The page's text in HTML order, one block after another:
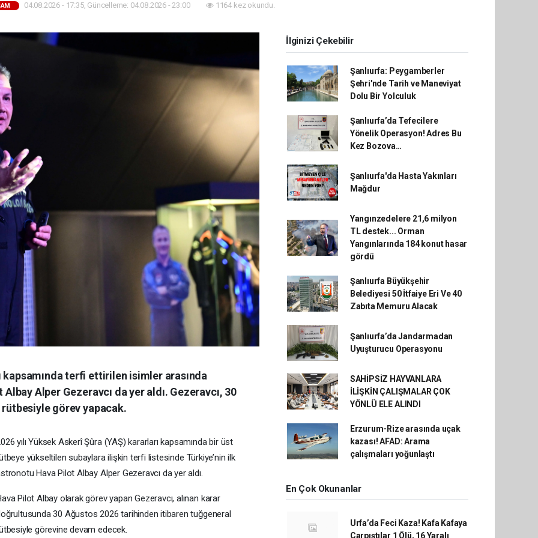
04.08.2026 - 17:35, Güncelleme: 04.08.2026 - 23:00 1164 kez okundu.
terfi ettirilen isimler arasında
Alper Gezeravcı da yer aldı. Gezeravcı, 30
görev yapacak.
yılı Yüksek Askerî Şûra (YAŞ) kararları kapsamında bir üst
yükseltilen subaylara ilişkin terfi listesinde Türkiye’nin ilk
Hava Pilot Albay Alper Gezeravcı da yer aldı.
Pilot Albay olarak görev yapan Gezeravcı, alınan karar
30 Ağustos 2026 tarihinden itibaren tuğgeneral
görevine devam edecek.
İlginizi Çekebilir
Şanlıurfa: Peygamberler
Şehri'nde Tarih ve Maneviyat
Dolu Bir Yolculuk
Şanlıurfa’da Tefecilere
Yönelik Operasyon! Adres Bu
Kez Bozova…
Şanlıurfa'da Hasta Yakınları
Mağdur
Yangınzedelere 21,6 milyon
TL destek... Orman
Yangınlarında 184 konut hasar
gördü
Şanlıurfa Büyükşehir
Belediyesi 50 İtfaiye Eri Ve 40
Zabıta Memuru Alacak
Şanlıurfa’da Jandarmadan
Uyuşturucu Operasyonu
SAHİPSİZ HAYVANLARA
İLİŞKİN ÇALIŞMALAR ÇOK
YÖNLÜ ELE ALINDI
Erzurum-Rize arasında uçak
kazası! AFAD: Arama
çalışmaları yoğunlaştı
En Çok Okunanlar
Urfa’da Feci Kaza! Kafa Kafaya
Çarpıştılar 1 Ölü, 16 Yaralı